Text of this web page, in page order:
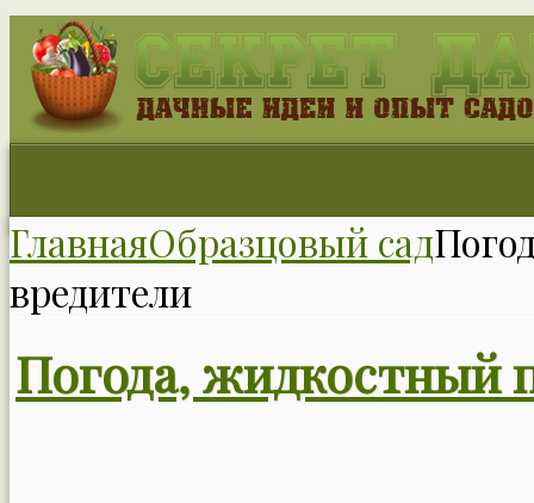
ГлавнаяОбразцовый сад
вредители
Погода, жидкостный